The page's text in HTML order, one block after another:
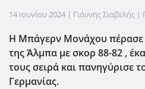
14 Ιουνίου 2024 | Γιάννης Σιαβελής |
Η Μπάγερν Μονάχου πέρασε
της Άλμπα με σκορ 88-82 ,
τους σειρά και πανηγύρισε
Γερμανίας.